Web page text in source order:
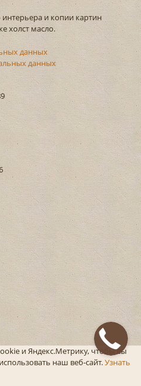
и копии картин
холст масло.
данных
данных
и Яндекс.Метрику, чтобы вы
наш веб-сайт.Узнать